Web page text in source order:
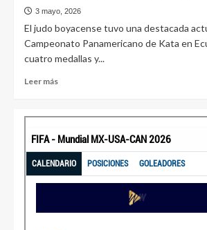
3 mayo, 2026
El judo boyacense tuvo una destacada
Campeonato Panamericano de Kata en
cuatro medallas y...
Leer más